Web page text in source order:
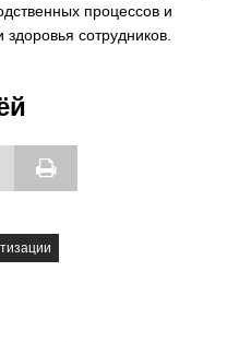
процессов и
сотрудников.